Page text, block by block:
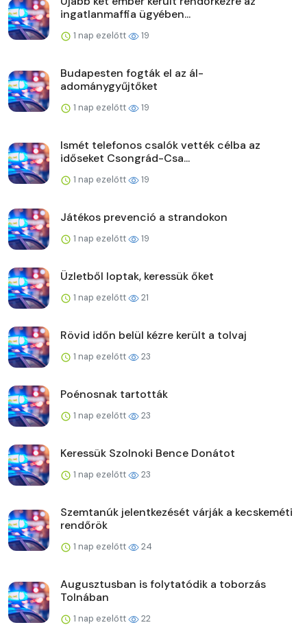
ingatlanmaffia ügyében...
1 nap ezelőtt 19
Budapesten fogták el az ál-
adománygyűjtőket
1 nap ezelőtt 19
Ismét telefonos csalók vették célba az
időseket Csongrád-Csa...
1 nap ezelőtt 19
Játékos prevenció a strandokon
1 nap ezelőtt 19
Üzletből loptak, keressük őket
1 nap ezelőtt 21
Rövid időn belül kézre került a tolvaj
1 nap ezelőtt 23
Poénosnak tartották
1 nap ezelőtt 23
Keressük Szolnoki Bence Donátot
1 nap ezelőtt 23
Szemtanúk jelentkezését várják a kecskeméti
rendőrök
1 nap ezelőtt 24
Augusztusban is folytatódik a toborzás
Tolnában
1 nap ezelőtt 22